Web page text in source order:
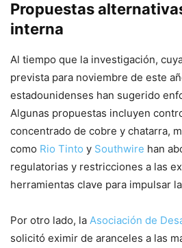
Propuestas
interna
Al tiempo que la investigación,
prevista para noviembre de este
estadounidenses han sugerido
Algunas propuestas incluyen
concentrado de cobre y chatarra,
como Rio Tinto y Southwire han
regulatorias y restricciones a las
herramientas clave para impulsar
Por otro lado, la Asociación de
solicitó eximir de aranceles a las